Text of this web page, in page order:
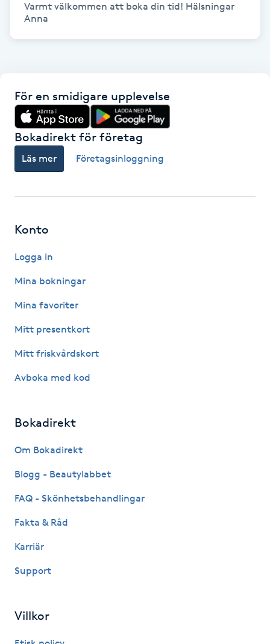
Katun fransar
Kinesiologi
Kinesisk medicin
Klippning
Klippning & Slingor
Koppningsmassage
Kostrådgivning
Käkledsbehandling
Lashlift Keratin
Varmt välkommen att boka din tid! Hälsningar
Anna
För en smidigare upplevelse
Bokadirekt för företag
Läs mer Företagsinloggning
Konto
Logga in
Mina bokningar
Mina favoriter
Mitt presentkort
Mitt friskvårdskort
Avboka med kod
Bokadirekt
Om Bokadirekt
Blogg - Beautylabbet
FAQ - Skönhetsbehandlingar
Fakta & Råd
Karriär
Support
Villkor